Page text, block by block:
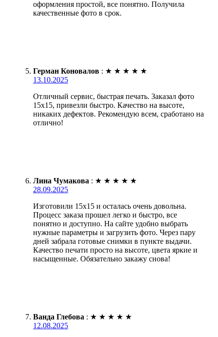
оформления простой, все понятно. Получила
качественные фото в срок.
Герман Коновалов : ★ ★ ★ ★ ★
13.10.2025
Отличный сервис, быстрая печать. Заказал фото
15х15, привезли быстро. Качество на высоте,
никаких дефектов. Рекомендую всем, сработано на
отлично!
Лина Чумакова : ★ ★ ★ ★ ★
28.09.2025
Изготовили 15х15 и осталась очень довольна.
Процесс заказа прошел легко и быстро, все
понятно и доступно. На сайте удобно выбрать
нужные параметры и загрузить фото. Через пару
дней забрала готовые снимки в пункте выдачи.
Качество печати просто на высоте, цвета яркие и
насыщенные. Обязательно закажу снова!
Ванда Глебова : ★ ★ ★ ★ ★
12.08.2025